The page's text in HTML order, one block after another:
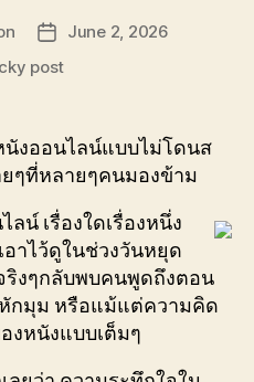
PostJune 2, 2026
post
งออนไลน์แบบไม่โดนส
ๆที่หลายๆคนมองข้าม
ลน์ เรื่องใดเรื่องหนึ่ง
อาไว้ดูในช่วงวันหยุด
ริงๆกลับพบคนพูดถึงตอน
กมุม หรือแม้แต่ความคิด
งหนังแบบเต็มๆ